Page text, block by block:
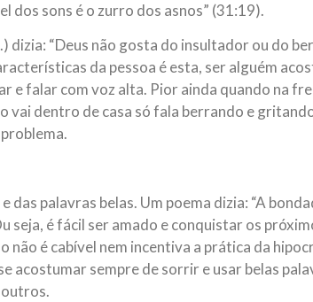
dos sons é o zurro dos asnos” (31:19).
dizia: “Deus não gosta do insultador ou do
da pessoa é esta, ser alguém
e falar com voz alta. Pior ainda quando na
vai dentro de casa só fala berrando e
das palavras belas. Um poema dizia: “A
seja, é fácil ser amado e conquistar os
não é cabível nem incentiva a prática da
acostumar sempre de sorrir e usar belas
outros.